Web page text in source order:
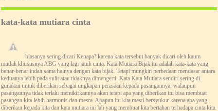
kata-kata mutiara cinta
biasanya sering dicari Kenapa? karena kata tersebut banyak dicari oleh kaum
mudah khususnya ABG yang lagi jatuh cinta. Kata Mutiara Bijak itu adalah kata-kata yang
benar-benar indah sama halnya dengan kata bijak. Tetapi mungkin perbedaan mendasar antara
keduanya lebih pada sulit atau tidaknya dimengerti. Kata Kata Mutiara sendiri sering di
gunakan untuk diberikan sebagai ungkapan perasaan kepada pasangannya, walaupun
pasangannya tidak terlalu memikirkannya akan tetapi apa yang diberikan itu bisa membuat
pasangan kita lebih harmonis dan mesra. Apapun itu kita mesti bersyukur karena apa yang
diberikan kepada kita dan kata mutiara ini lah yang membuat kita bertahan terhadapa cinta kita.